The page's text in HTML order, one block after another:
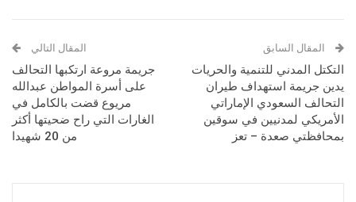
المقال السابق
التكتل المدني للتنمية والحريات
يدين جريمة استهداف طيران
التحالف السعودي الإماراتي
الأمريكي لمدنيين في سوقين
بمحافظتي صعدة – تعز
المقال التالي
جريمة مروعة ارتكبها التحالف
على أسرة المواطن عبدالله
مريوع قضت بالكامل في
الغارات التي راح ضحيتها أكثر
من 20 شهيدا